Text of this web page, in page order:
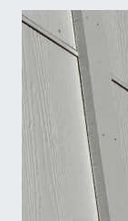
5/8" Aspyre
Submit